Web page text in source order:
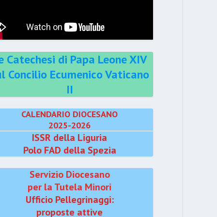
Catechesi di Papa Leone XIV
Concilio Ecumenico Vaticano
II
CALENDARIO DIOCESANO
2025-2026
ISSR della Liguria
Polo FAD della Spezia
Servizio Diocesano
per la Tutela Minori
Ufficio Pellegrinaggi:
proposte attive